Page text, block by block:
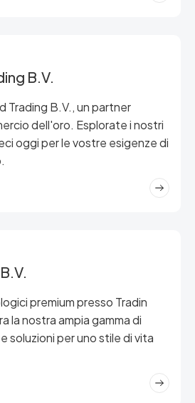
B.V.
Trading B.V., un partner
dell'oro. Esplorate i nostri
oggi per le vostre esigenze di
premium presso Tradin
la nostra ampia gamma di
soluzioni per uno stile di vita